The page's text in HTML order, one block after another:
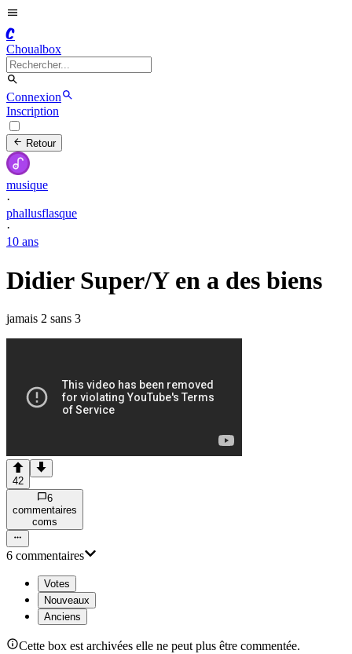
C
Choualbox
Connexion
Inscription
Retour
musique
·
phallusflasque
·
10 ans
Didier Super/Y en a des biens
jamais 2 sans 3
42
6
commentaires
coms
6 commentaires
Votes
Nouveaux
Anciens
Cette box est archivées elle ne peut plus être commentée.